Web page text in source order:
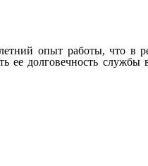
опыт работы, что в
ее долговечность